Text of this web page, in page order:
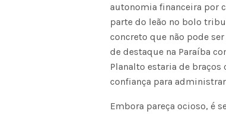
autonomia financeira por
parte do leão no bolo
concreto que não pode
de destaque na Paraíba
Planalto estaria de
confiança para
Embora pareça ocioso, é